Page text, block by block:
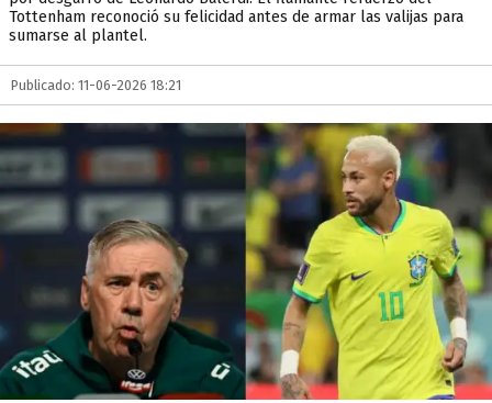
Tottenham reconoció su felicidad antes de armar las valijas para
sumarse al plantel.
Publicado: 11-06-2026 18:21